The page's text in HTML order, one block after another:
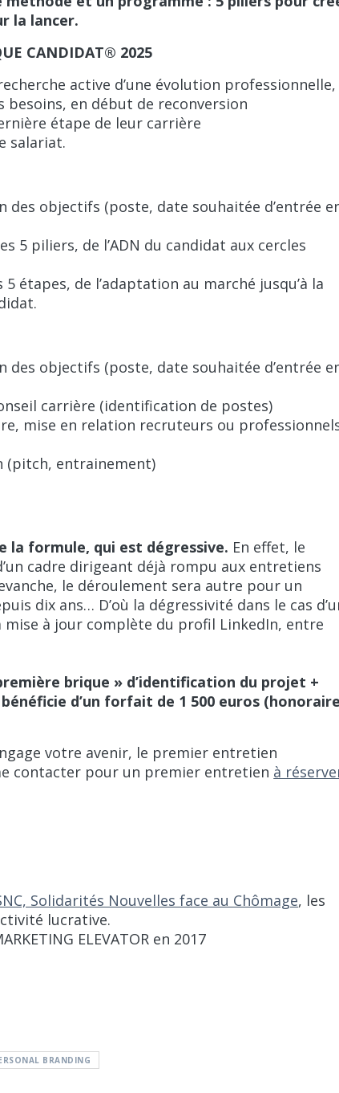
la lancer.
CANDIDAT® 2025
active d’une évolution professionnelle,
en début de reconversion
étape de leur carrière
salariat.
des objectifs (poste, date souhaitée d’entrée
5 piliers, de l’ADN du candidat aux cercles
étapes, de l’adaptation au marché jusqu’à la
des objectifs (poste, date souhaitée d’entrée
carrière (identification de postes)
mise en relation recruteurs ou
(pitch, entrainement)
la formule, qui est dégressive. En effet, le
cadre dirigeant déjà rompu aux entretiens
le déroulement sera autre pour un
dix ans… D’où la dégressivité dans le cas
mise à jour complète du profil LinkedIn, entre
brique » d’identification du projet +
d’un forfait de 1 500 euros
votre avenir, le premier entretien
contacter pour un premier entretien à
Solidarités Nouvelles face au Chômage, les
lucrative.
ELEVATOR en 2017
BRANDING